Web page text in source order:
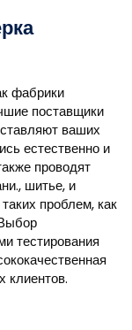
фабрики
поставщики
ваших
естественно и
проводят
шитье, и
проблем, как
тестирования
клиентов.